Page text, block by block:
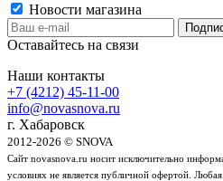
Новости магазина
Оставайтесь на связи
Наши контакты
+7 (4212) 45-11-00
info@novasnova.ru
г. Хабаровск
2012-2026 © SNOVA
Сайт novasnova.ru носит исключительно
условиях не является публичной офертой.